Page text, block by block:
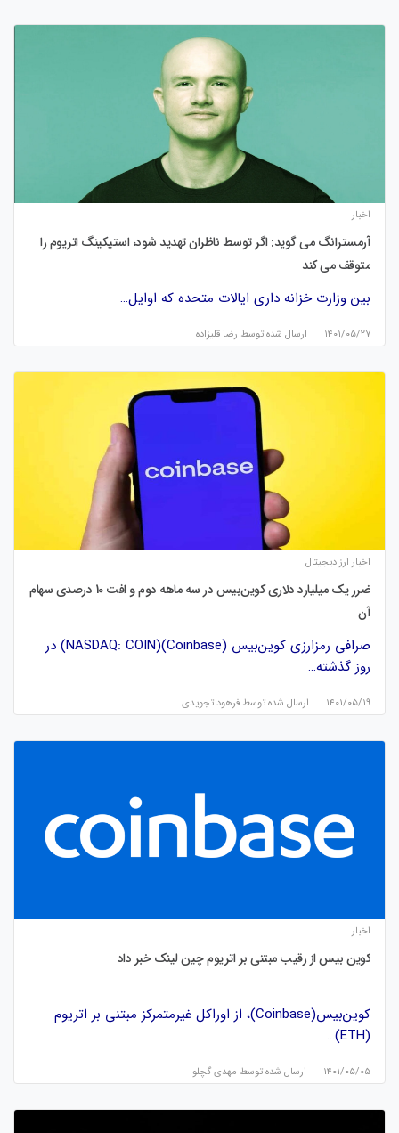
اخبار
آرمسترانگ می گوید: اگر توسط ناظران تهدید شود، استیکینگ اتریوم را
متوقف می کند
بین وزارت خزانه داری ایالات متحده که اوایل…
۱۴۰۱/۰۵/۲۷ ارسال شده توسط رضا قلیزاده
اخبار ارز دیجیتال
ضرر یک میلیارد دلاری کوین‌بیس در سه ماهه دوم و افت 10 درصدی سهام
آن
صرافی رمزارزی کوین‌بیس (Coinbase)(NASDAQ: COIN) در
روز گذشته…
۱۴۰۱/۰۵/۱۹ ارسال شده توسط فرهود تجویدی
اخبار
کوین بیس از رقیب مبتنی بر اتریوم چین لینک خبر داد
کوین‌بیس(Coinbase)، از اوراکل غیرمتمرکز مبتنی بر اتریوم
(ETH)…
۱۴۰۱/۰۵/۰۵ ارسال شده توسط مهدی گچلو